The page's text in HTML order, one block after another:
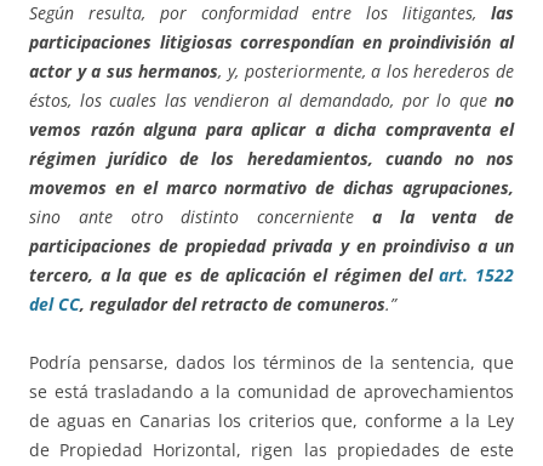
Según resulta, por conformidad entre los litigantes, las
participaciones litigiosas correspondían en proindivisión al
actor y a sus hermanos, y, posteriormente, a los herederos de
éstos, los cuales las vendieron al demandado, por lo que no
vemos razón alguna para aplicar a dicha compraventa el
régimen jurídico de los heredamientos, cuando no nos
movemos en el marco normativo de dichas agrupaciones,
sino ante otro distinto concerniente a la venta de
participaciones de propiedad privada y en proindiviso a un
tercero, a la que es de aplicación el régimen delart. 1522
del CC, regulador del retracto de comuneros.”
Podría pensarse, dados los términos de la sentencia, que
se está trasladando a la comunidad de aprovechamientos
de aguas en Canarias los criterios que, conforme a la Ley
de Propiedad Horizontal, rigen las propiedades de este